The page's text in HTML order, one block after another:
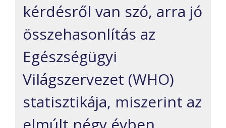
kérdésről van szó, arra jó
összehasonlítás az
Egészségügyi
Világszervezet (WHO)
statisztikája, miszerint az